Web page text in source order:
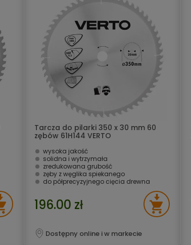
Tarcza do pilarki 350 x 30 mm 60
zębów 61H144 VERTO
wysoka jakość
solidna i wytrzymała
zredukowana grubość
zęby z węglika spiekanego
do półprecyzyjnego cięcia drewna
196.00 zł
Dostępny online i w markecie